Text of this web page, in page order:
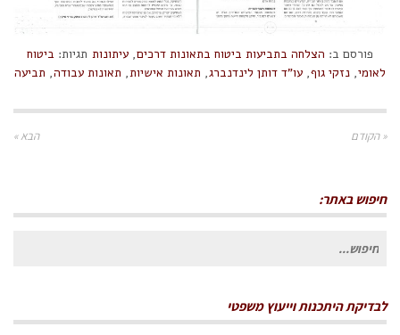
פורסם ב: הצלחה בתביעות ביטוח בתאונות דרכים, עיתונות תגיות: ביטוח
לאומי, נזקי גוף, עו"ד דותן לינדנברג, תאונות אישיות, תאונות עבודה, תביעה
« הקודם הבא »
חיפוש באתר:
חיפוש
לבדיקת היתכנות וייעוץ משפטי